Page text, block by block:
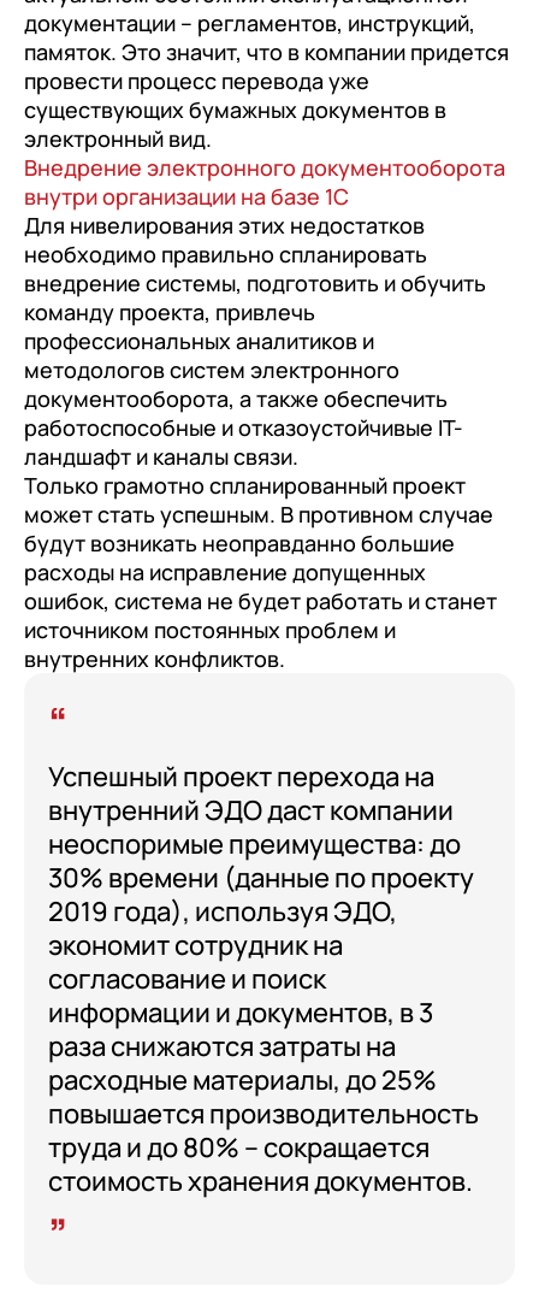
документации – регламентов, инструкций,
памяток. Это значит, что в компании придется
провести процесс перевода уже
существующих бумажных документов в
электронный вид.
Внедрение электронного документооборота
внутри организации на базе 1С
Для нивелирования этих недостатков
необходимо правильно спланировать
внедрение системы, подготовить и обучить
команду проекта, привлечь
профессиональных аналитиков и
методологов систем электронного
документооборота, а также обеспечить
работоспособные и отказоустойчивые IT-
ландшафт и каналы связи.
Только грамотно спланированный проект
может стать успешным. В противном случае
будут возникать неоправданно большие
расходы на исправление допущенных
ошибок, система не будет работать и станет
источником постоянных проблем и
внутренних конфликтов.
Успешный проект перехода на
внутренний ЭДО даст компании
неоспоримые преимущества: до
30% времени (данные по проекту
2019 года), используя ЭДО,
экономит сотрудник на
согласование и поиск
информации и документов, в 3
раза снижаются затраты на
расходные материалы, до 25%
повышается производительность
труда и до 80% – сокращается
стоимость хранения документов.